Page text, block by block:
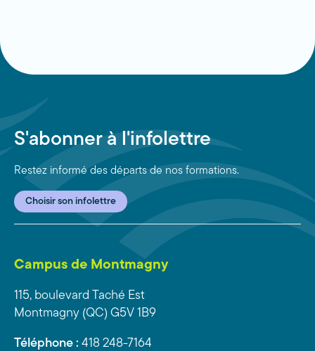
S'abonner à l'infolettre
Restez informé des départs de nos formations.
Choisir son infolettre
Campus de Montmagny
115, boulevard Taché Est
Montmagny (QC) G5V 1B9
Téléphone : 418 248-7164